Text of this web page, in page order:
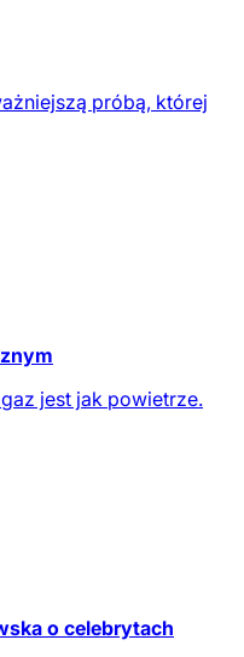
próbą, której
jest jak powietrze.
o celebrytach